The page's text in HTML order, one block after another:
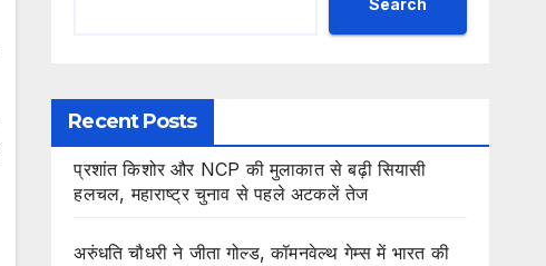
Recent Posts
प्रशांत किशोर और NCP की मुलाकात से बढ़ी सियासी
हलचल, महाराष्ट्र चुनाव से पहले अटकलें तेज
अरुंधति चौधरी ने जीता गोल्ड, कॉमनवेल्थ गेम्स में भारत की